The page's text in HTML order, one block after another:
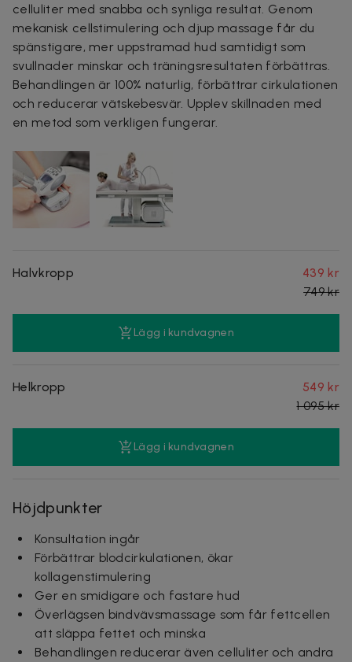
celluliter med snabba och synliga resultat. Genom
mekanisk cellstimulering och djup massage får du
spänstigare, mer uppstramad hud samtidigt som
svullnader minskar och träningsresultaten förbättras.
Behandlingen är 100% naturlig, förbättrar cirkulationen
och reducerar vätskebesvär. Upplev skillnaden med
en metod som verkligen fungerar.
Halvkropp
439 kr
749 kr
Lägg i kundvagnen
Helkropp
549 kr
1 095 kr
Lägg i kundvagnen
Höjdpunkter
Konsultation ingår
Förbättrar blodcirkulationen, ökar
kollagenstimulering
Ger en smidigare och fastare hud
Överlägsen bindvävsmassage som får fettcellen
att släppa fettet och minska
Behandlingen reducerar även celluliter och andra